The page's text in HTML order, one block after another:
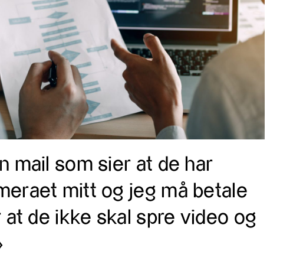
mail som sier at de har
mitt og jeg må betale
at de ikke skal spre video og